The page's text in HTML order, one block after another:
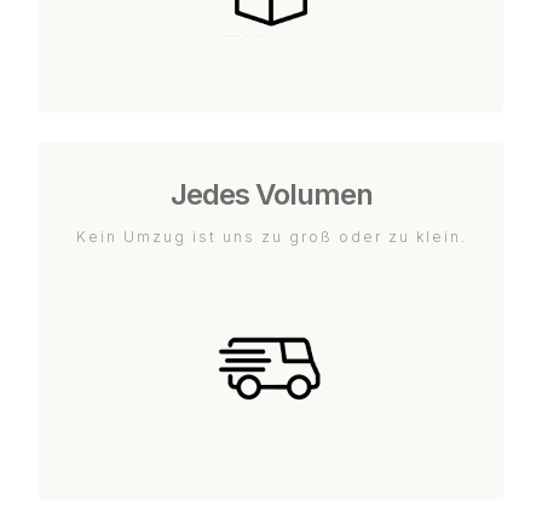
Jedes Volumen
Kein Umzug ist uns zu groß oder zu klein.